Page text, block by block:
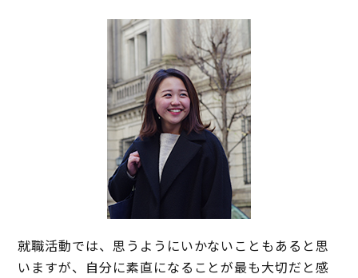
就職活動では、思うようにいかないこともあると思
いますが、自分に素直になることが最も大切だと感